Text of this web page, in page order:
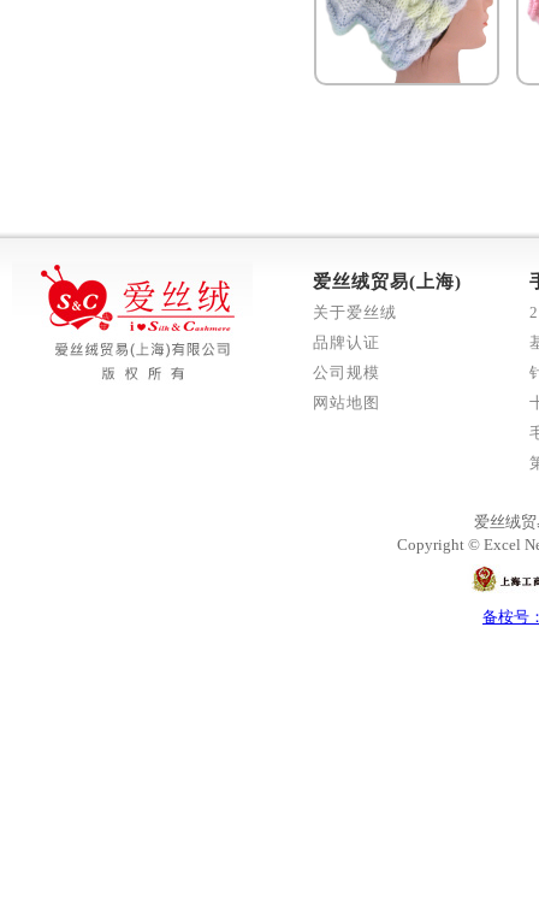
爱丝绒贸易(上海)
关于爱丝绒
品牌认证
公司规模
网站地图
爱丝绒
Copyright © Excel
备桉号